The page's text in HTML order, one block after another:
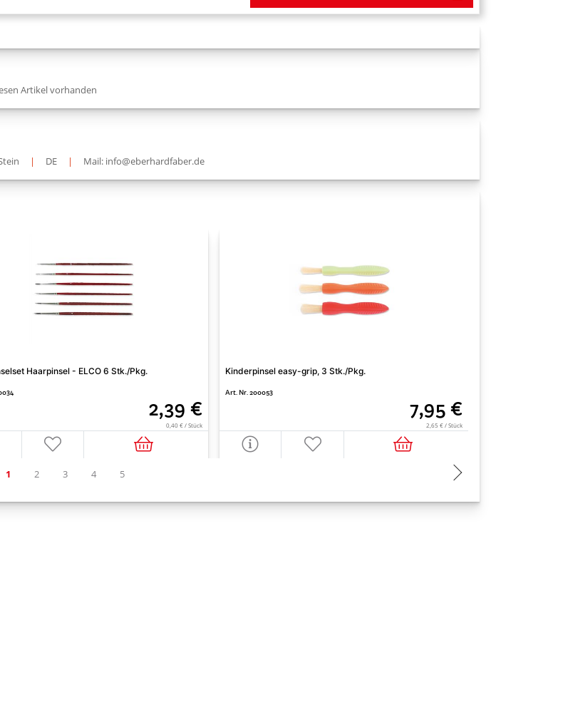
Artikel vorhanden
| DE | Mail: info@eberhardfaber.de
Haarpinsel - ELCO 6 Stk./Pkg.
2,39 €
0,40 € / Stück
Kinderpinsel easy-grip, 3 Stk./Pkg.
Art. Nr. 200053
7,95 €
2,65 € / Stück